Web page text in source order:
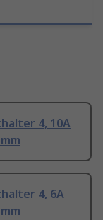
4, 10A
4, 6A